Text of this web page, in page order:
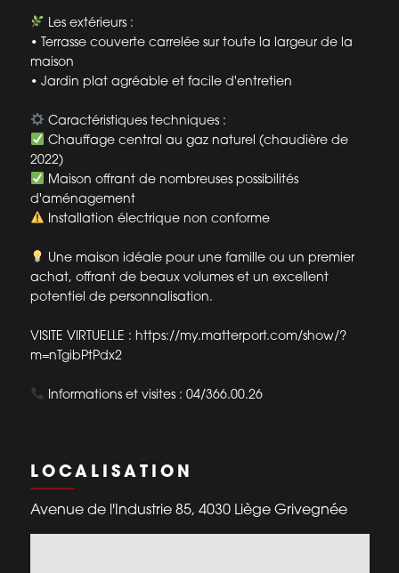
Les extérieurs :
• Terrasse couverte carrelée sur toute la largeur de la
maison
• Jardin plat agréable et facile d'entretien
Caractéristiques techniques :
Chauffage central au gaz naturel (chaudière de
2022)
Maison offrant de nombreuses possibilités
d'aménagement
Installation électrique non conforme
Une maison idéale pour une famille ou un premier
achat, offrant de beaux volumes et un excellent
potentiel de personnalisation.
VISITE VIRTUELLE : https://my.matterport.com/show/?
m=nTgibPtPdx2
Informations et visites : 04/366.00.26
LOCALISATION
Avenue de l'Industrie 85, 4030 Liège Grivegnée